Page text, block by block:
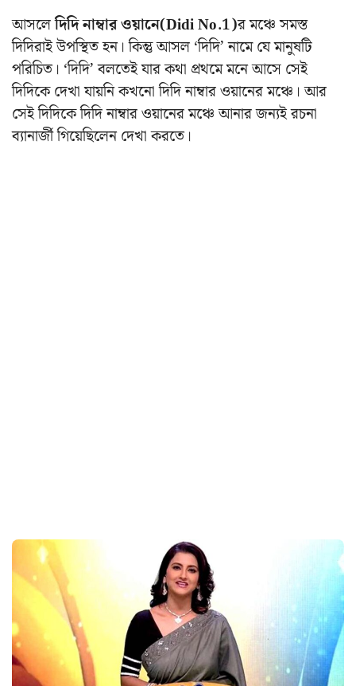
আসলেদিদি নাম্বার ওয়ানে(Didi No.1)র মঞ্চে সমস্ত
দিদিরাই উপস্থিত হন। কিন্তু আসল ‘দিদি’ নামে যে মানুষটি
পরিচিত। ‘দিদি’ বলতেই যার কথা প্রথমে মনে আসে সেই
দিদিকে দেখা যায়নি কখনো দিদি নাম্বার ওয়ানের মঞ্চে। আর
সেই দিদিকে দিদি নাম্বার ওয়ানের মঞ্চে আনার জন্যই রচনা
ব্যানার্জী গিয়েছিলেন দেখা করতে।